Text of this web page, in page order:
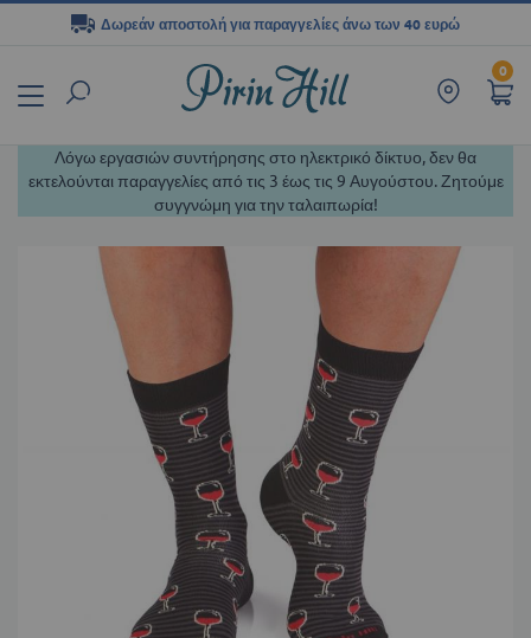
0
Δωρεάν αποστολή για παραγγελίες άνω των 40 ευρώ
περιεχόμενο
Λόγω εργασιών συντήρησης στο ηλεκτρικό δίκτυο, δεν θα
εκτελούνται παραγγελίες από τις 3 έως τις 9 Αυγούστου. Ζητούμε
συγγνώμη για την ταλαιπωρία!